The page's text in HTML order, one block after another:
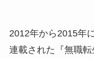
2012年から2015年
連載された『無職